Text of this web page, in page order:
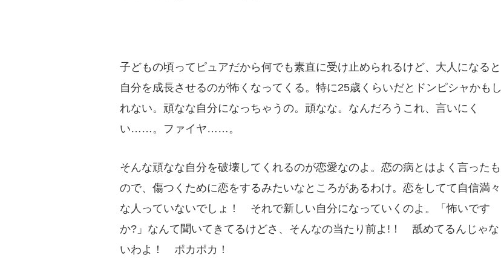
子どもの頃ってピュアだから何でも素直に受け止められるけど、大人になると
自分を成長させるのが怖くなってくる。特に25歳くらいだとドンピシャかもし
れない。頑なな自分になっちゃうの。頑なな。なんだろうこれ、言いにく
い……。ファイヤ……。
そんな頑なな自分を破壊してくれるのが恋愛なのよ。恋の病とはよく言ったも
ので、傷つくために恋をするみたいなところがあるわけ。恋をしてて自信満々
な人っていないでしょ！ それで新しい自分になっていくのよ。「怖いです
か?」なんて聞いてきてるけどさ、そんなの当たり前よ!！ 舐めてるんじゃな
いわよ！ ポカポカ！